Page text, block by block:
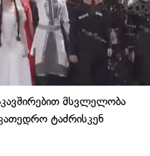
მსვლელობა
ტაძრისკენ